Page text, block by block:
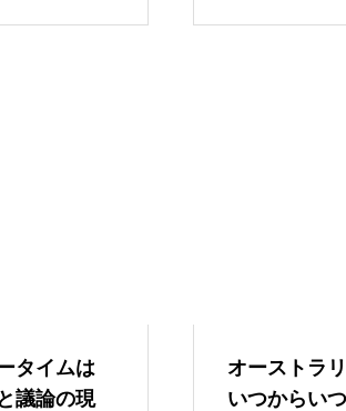
タイムは
議論の現
オーストラ
いつからい